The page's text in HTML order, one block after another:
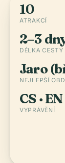
10
ATRAKCÍ
2–3
DÉLKA CESTY
Jaro
NEJLEPŠÍ
CS · EN
VYPRÁVĚNÍ